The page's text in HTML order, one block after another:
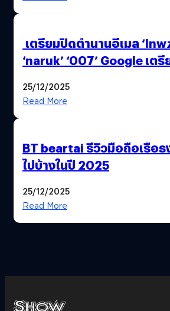
เตรียมปิดตำนานอีเมล
‘naruk’ ‘007’ Google เต
25/12/2025
Read More
BT beartai รีวิวมือถือเรือธ
ไปบ้างในปี 2025
25/12/2025
Read More